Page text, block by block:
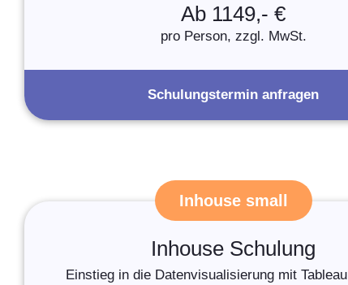
Ab 1149,- €
pro Person, zzgl. MwSt.
Schulungstermin anfragen
Inhouse small
Inhouse Schulung
Einstieg in die Datenvisualisierung mit